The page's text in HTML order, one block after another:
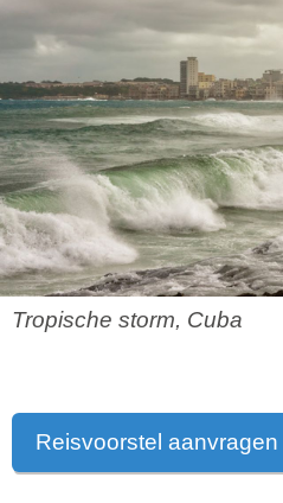
Tropische storm, Cuba
Reisvoorstel aanvragen